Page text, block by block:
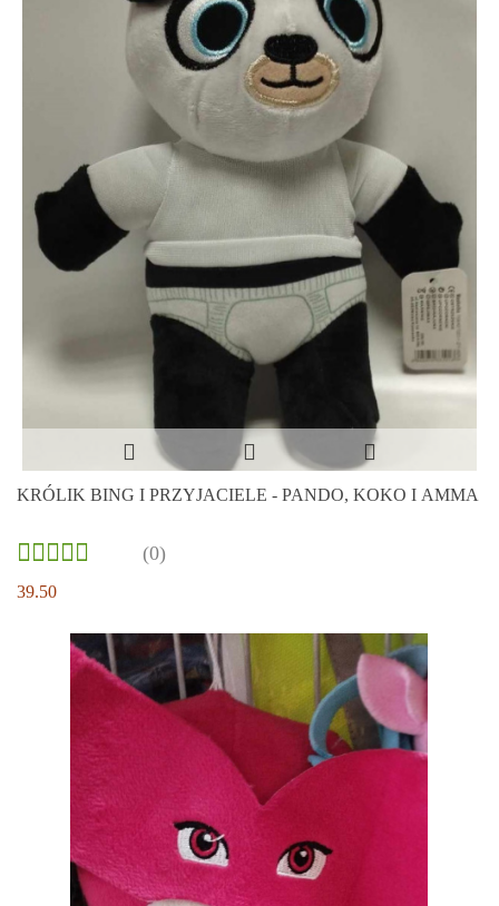
KRÓLIK BING I PRZYJACIELE - PANDO, KOKO I AMMA
(0)
39.50